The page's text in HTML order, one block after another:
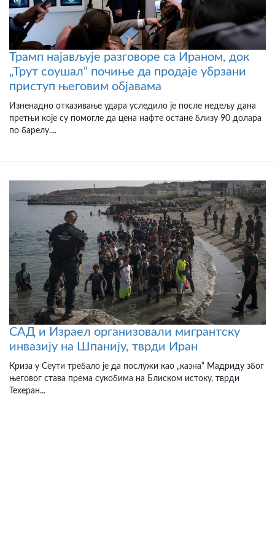
Трамп најављује разговоре са Ираном, док
„Трут соушал“ почиње да продаје убрзани
приступ његовим објавама
Изненадно отказивање удара уследило је после недељу дана
претњи које су помогле да цена нафте остане близу 90 долара
по барелу....
САД и Израел организовали мигрантску
инвазију на Шпанију, тврди Иран
Криза у Сеути требало је да послужи као „казна“ Мадриду због
његовог става према сукобима на Блиском истоку, тврди
Техеран...